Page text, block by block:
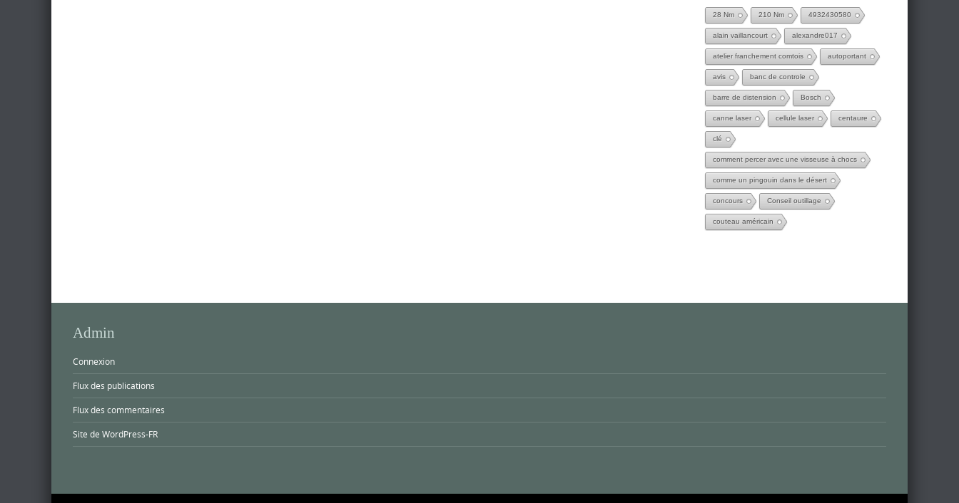
28 Nm 210 Nm 4932430580
alain vaillancourt alexandre017
atelier franchement comtois autoportant
avis banc de controle
barre de distension Bosch
canne laser cellule laser centaure
clé
comment percer avec une visseuse à chocs
comme un pingouin dans le désert
concours Conseil outillage
couteau américain
Admin
Connexion
Flux des publications
Flux des commentaires
Site de WordPress-FR